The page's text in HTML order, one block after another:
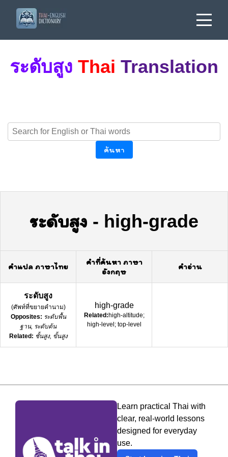
ระดับสูง Thai Translation
ค้นหา
ระดับสูง - high-grade
คำแปล ภาษาไทย
คำที่ค้นหา ภาษา
อังกฤษ
คำอ่าน
ระดับสูง
(ศัพท์ที่ขยายคำนาม)
Opposites: ระดับพื้น
ฐาน, ระดับต้น
Related: ชั้นสูง, ขั้นสูง
high-grade
Related:high-altitude;
high-level; top-level
Learn practical Thai with
clear, real-world lessons
designed for everyday
use.